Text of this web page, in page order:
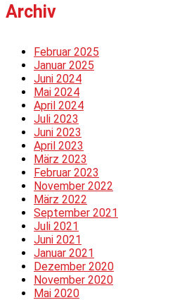
Archiv
Februar 2025
Januar 2025
Juni 2024
Mai 2024
April 2024
Juli 2023
Juni 2023
April 2023
März 2023
Februar 2023
November 2022
März 2022
September 2021
Juli 2021
Juni 2021
Januar 2021
Dezember 2020
November 2020
Mai 2020